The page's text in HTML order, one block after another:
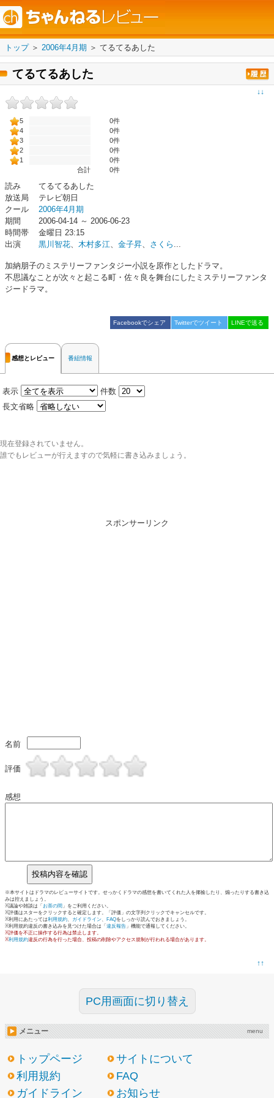
トップ＞ 2006年4月期 ＞ てるてるあした
てるてるあした
↓↓
5
0件
4
0件
3
0件
2
0件
1
0件
合計
0件
読み
てるてるあした
放送局
テレビ朝日
クール
2006年4月期
期間
2006-04-14 ～ 2006-06-23
時間帯
金曜日 23:15
出演
黒川智花、 木村多江、 金子昇、 さくら ...
加納朋子のミステリーファンタジー小説を原作としたドラマ。
不思議なことが次々と起こる町・佐々良を舞台にしたミステリーファンタ
ジードラマ。
Facebookでシェア Twitterでツイート LINEで送る
感想とレビュー 番組情報
表示
件数
長文省略
現在登録されていません。
誰でもレビューが行えますので気軽に書き込みましょう。
スポンサーリンク
名前
評価
感想
※本サイトはドラマのレビューサイトです。せっかくドラマの感想を書いてくれた人を揶揄したり、煽ったりする書き込
みは控えましょう。
※議論や雑談は「 お茶の間 」をご利用ください。
※評価はスターをクリックすると確定します。「評価」の文字列クリックでキャンセルです。
※利用にあたっては利用規約、 ガイドライン、 FAQをしっかり読んでおきましょう。
※利用規約違反の書き込みを見つけた場合は「 違反報告 」機能で通報してください。
※評価を不正に操作する行為は禁止します。
※利用規約違反の行為を行った場合、投稿の削除やアクセス規制が行われる場合があります。
↑↑
PC用画面に切り替え
メニュー menu
トップページ
サイトについて
利用規約
FAQ
ガイドライン
お知らせ